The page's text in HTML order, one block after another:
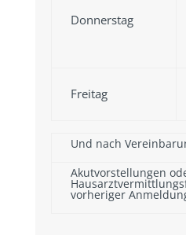
Donnerstag
Freitag
Und nach
Akutvorstellungen
vorheriger